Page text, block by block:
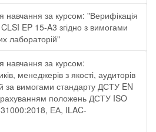
навчання за курсом: "Верифікація
EP 15-A3 згідно з вимогами
лабораторій"
навчання за курсом:
менеджерів з якості, аудиторів
за вимогами стандарту ДСТУ EN
положень ДСТУ ISO
ЕА, ILAC-